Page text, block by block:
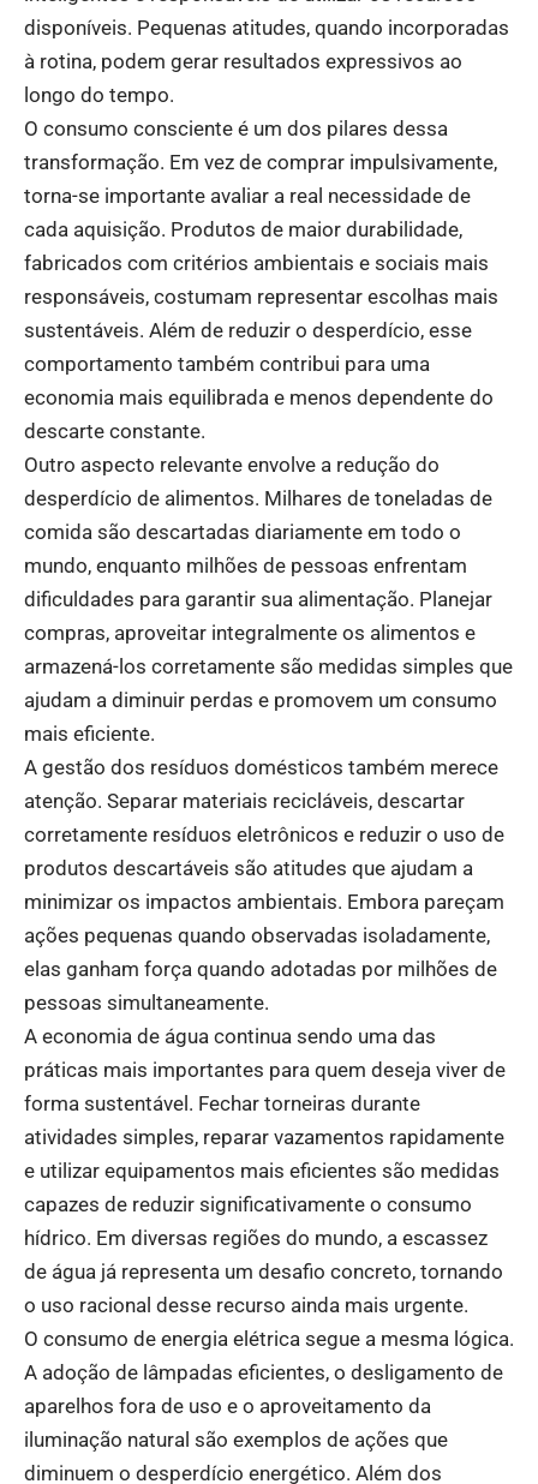
disponíveis. Pequenas atitudes, quando incorporadas
à rotina, podem gerar resultados expressivos ao
longo do tempo.
O consumo consciente é um dos pilares dessa
transformação. Em vez de comprar impulsivamente,
torna-se importante avaliar a real necessidade de
cada aquisição. Produtos de maior durabilidade,
fabricados com critérios ambientais e sociais mais
responsáveis, costumam representar escolhas mais
sustentáveis. Além de reduzir o desperdício, esse
comportamento também contribui para uma
economia mais equilibrada e menos dependente do
descarte constante.
Outro aspecto relevante envolve a redução do
desperdício de alimentos. Milhares de toneladas de
comida são descartadas diariamente em todo o
mundo, enquanto milhões de pessoas enfrentam
dificuldades para garantir sua alimentação. Planejar
compras, aproveitar integralmente os alimentos e
armazená-los corretamente são medidas simples que
ajudam a diminuir perdas e promovem um consumo
mais eficiente.
A gestão dos resíduos domésticos também merece
atenção. Separar materiais recicláveis, descartar
corretamente resíduos eletrônicos e reduzir o uso de
produtos descartáveis são atitudes que ajudam a
minimizar os impactos ambientais. Embora pareçam
ações pequenas quando observadas isoladamente,
elas ganham força quando adotadas por milhões de
pessoas simultaneamente.
A economia de água continua sendo uma das
práticas mais importantes para quem deseja viver de
forma sustentável. Fechar torneiras durante
atividades simples, reparar vazamentos rapidamente
e utilizar equipamentos mais eficientes são medidas
capazes de reduzir significativamente o consumo
hídrico. Em diversas regiões do mundo, a escassez
de água já representa um desafio concreto, tornando
o uso racional desse recurso ainda mais urgente.
O consumo de energia elétrica segue a mesma lógica.
A adoção de lâmpadas eficientes, o desligamento de
aparelhos fora de uso e o aproveitamento da
iluminação natural são exemplos de ações que
diminuem o desperdício energético. Além dos